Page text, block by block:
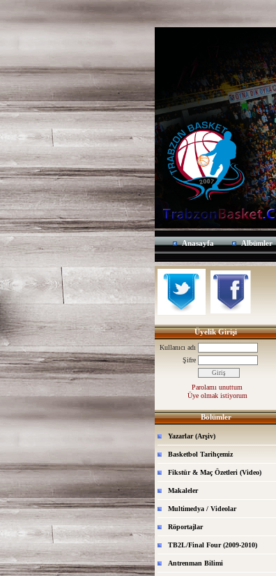
Anasayfa Albümler
Üyelik Girişi
Kullanıcı adı
Şifre
Parolamı unuttum
Üye olmak istiyorum
Bölümler
Yazarlar (Arşiv)
Basketbol Tarihçemiz
Fikstür & Maç Özetleri (Video)
Makaleler
Multimedya / Videolar
Röportajlar
TB2L/Final Four (2009-2010)
Antrenman Bilimi